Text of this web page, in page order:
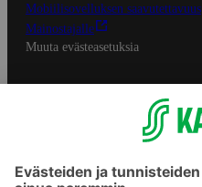
Mobiilisovelluksen saavutettavuus
Mainostajalle
Muuta evästeasetuksia
S-ryhmän palvelut
S-ryhmä